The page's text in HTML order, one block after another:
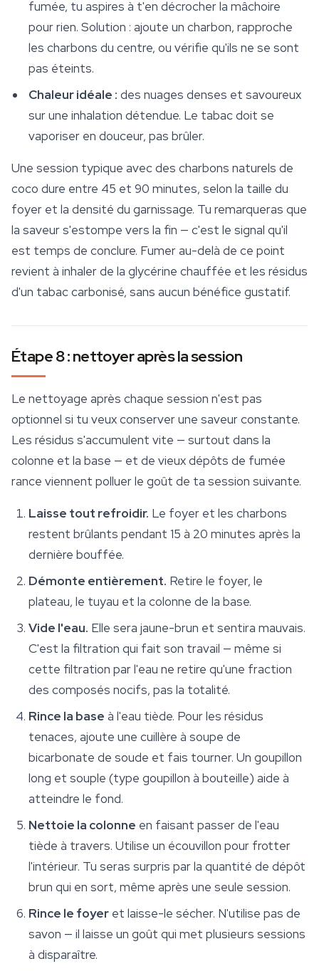
fumée, tu aspires à t'en décrocher la mâchoire
pour rien. Solution : ajoute un charbon, rapproche
les charbons du centre, ou vérifie qu'ils ne se sont
pas éteints.
Chaleur idéale : des nuages denses et savoureux
sur une inhalation détendue. Le tabac doit se
vaporiser en douceur, pas brûler.
Une session typique avec des charbons naturels de
coco dure entre 45 et 90 minutes, selon la taille du
foyer et la densité du garnissage. Tu remarqueras que
la saveur s'estompe vers la fin — c'est le signal qu'il
est temps de conclure. Fumer au-delà de ce point
revient à inhaler de la glycérine chauffée et les résidus
d'un tabac carbonisé, sans aucun bénéfice gustatif.
Étape 8 : nettoyer après la session
Le nettoyage après chaque session n'est pas
optionnel si tu veux conserver une saveur constante.
Les résidus s'accumulent vite — surtout dans la
colonne et la base — et de vieux dépôts de fumée
rance viennent polluer le goût de ta session suivante.
Laisse tout refroidir. Le foyer et les charbons
restent brûlants pendant 15 à 20 minutes après la
dernière bouffée.
Démonte entièrement. Retire le foyer, le
plateau, le tuyau et la colonne de la base.
Vide l'eau. Elle sera jaune-brun et sentira mauvais.
C'est la filtration qui fait son travail — même si
cette filtration par l'eau ne retire qu'une fraction
des composés nocifs, pas la totalité.
Rince la base à l'eau tiède. Pour les résidus
tenaces, ajoute une cuillère à soupe de
bicarbonate de soude et fais tourner. Un goupillon
long et souple (type goupillon à bouteille) aide à
atteindre le fond.
Nettoie la colonne en faisant passer de l'eau
tiède à travers. Utilise un écouvillon pour frotter
l'intérieur. Tu seras surpris par la quantité de dépôt
brun qui en sort, même après une seule session.
Rince le foyer et laisse-le sécher. N'utilise pas de
savon — il laisse un goût qui met plusieurs sessions
à disparaître.